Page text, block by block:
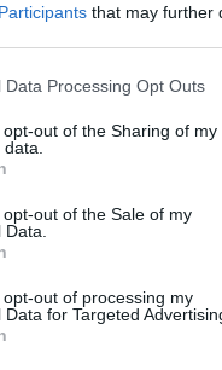
that may further
this website/app uses
visit or usage
consent to Google and its
for below specified
Data Processing Opt Outs
opt-out of the Sharing of my
opt-out of the Sale of my
opt-out of processing my
Data for Targeted
dolgozó embereink
nyújtották.
és mindenki
a The Elder
Az azóta
dolgozó is
rengeteget